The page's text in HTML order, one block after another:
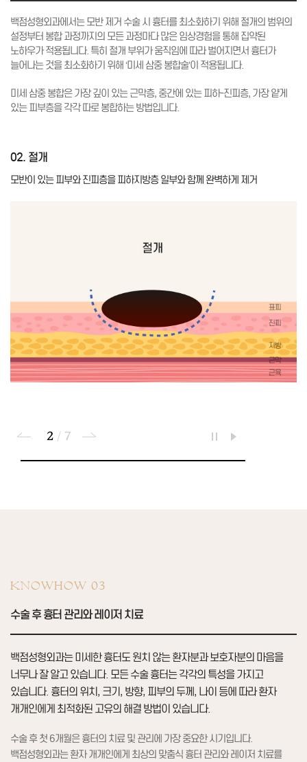
백점성형외과에서는 모반 제거 수술 시 흉터를 최소화하기 위해 절개의 범위의
설정부터 봉합 과정까지의 모든 과정마다많은 임상경험을 통해 집약된
노하우가 적용됩니다. 특히 절개 부위가 움직임에 따라 벌어지면서 흉터가
늘어나는 것을 최소화하기 위해 ‘미세 삼중 봉합술’이 적용됩니다.
미세 삼중 봉합은 가장 깊이 있는 근막층, 중간에 있는 피하-진피층, 가장 얕게
있는 피부층을 각각 따로 봉합하는 방법입니다.
01. 모반
피부 속 여러 층을 침범하고 있는 모반
02. 절개
모반이 있는 피부와 진피층을 피하지방층 일부와 함께 완벽하게 제거
03. 박리
모반이 침범한 층보다 더 깊은 층까지 박리
04. 거상
얕은 근막층을 포함해서 레이어 별로 들어 올림
05. 근막층 봉합
깊이 있는 근막층 미세 봉합
06. 피하-진피층 봉함
중간에 있는 피하-진피층 미세 봉합
07. 피부 봉합
가장 얕게 있는 피부층을 각각 따로 미세하게 봉합
3 / 7
KNOWHOW 03
수술 후 흉터 관리와 레이저 치료
백점성형외과는 미세한 흉터도 원치 않는 환자분과 보호자분의 마음을
너무나 잘 알고 있습니다. 모든 수술 흉터는 각각의 특성을 가지고
있습니다. 흉터의 위치, 크기, 방향, 피부의 두께, 나이 등에 따라 환자
개개인에게 최적화된 고유의 해결 방법이 있습니다.
수술 후 첫 6개월은 흉터의 치료 및 관리에 가장 중요한 시기입니다.
백점성형외과는 환자 개개인에게 최상의 맞춤식 흉터 관리와 레이저 치료를